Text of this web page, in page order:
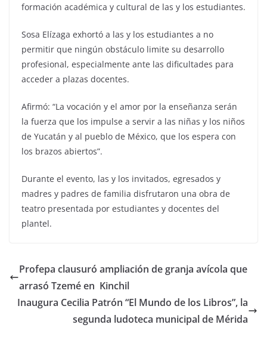
formación académica y cultural de las y los estudiantes.
Sosa Elízaga exhortó a las y los estudiantes a no
permitir que ningún obstáculo limite su desarrollo
profesional, especialmente ante las dificultades para
acceder a plazas docentes.
Afirmó: “La vocación y el amor por la enseñanza serán
la fuerza que los impulse a servir a las niñas y los niños
de Yucatán y al pueblo de México, que los espera con
los brazos abiertos”.
Durante el evento, las y los invitados, egresados y
madres y padres de familia disfrutaron una obra de
teatro presentada por estudiantes y docentes del
plantel.
Profepa clausuró ampliación de granja avícola que
arrasó Tzemé en Kinchil
Inaugura Cecilia Patrón “El Mundo de los Libros”, la
segunda ludoteca municipal de Mérida